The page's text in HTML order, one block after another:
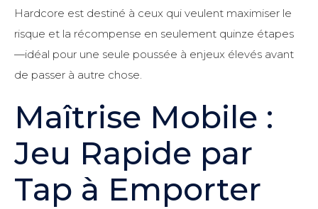
Hardcore est destiné à ceux qui veulent maximiser le
risque et la récompense en seulement quinze étapes
—idéal pour une seule poussée à enjeux élevés avant
de passer à autre chose.
Maîtrise Mobile :
Jeu Rapide par
Tap à Emporter